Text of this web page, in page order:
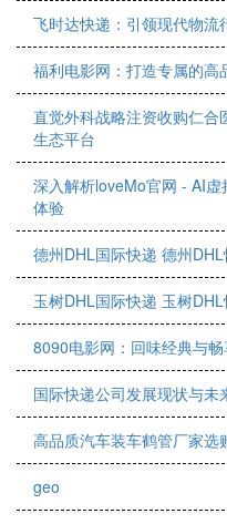
飞时达快递：引领现代物流
福利电影网：打造专属的高
直觉外科战略注资收购仁
生态平台
深入解析loveMo官网 - AI
体验
德州DHL国际快递 德州
玉树DHL国际快递 玉树
8090电影网：回味经典与
国际快递公司发展现状与未
高品质汽车装车鹤管厂家选
geo